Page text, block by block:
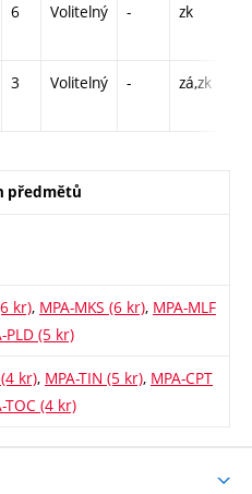
6 Volitelný - zk
3 Volitelný - zá,zk
předmětů
kr), MPA-MKS (6 kr), MPA-MLF
PLD (5 kr)
kr), MPA-TIN (5 kr), MPA-CPT
TOC (4 kr)